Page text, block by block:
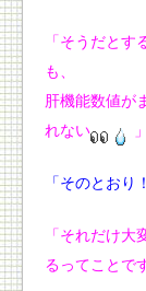
「そうだと
も、
肝機能数値が
れない
」
「そのとおり
「それだけ
るってことで